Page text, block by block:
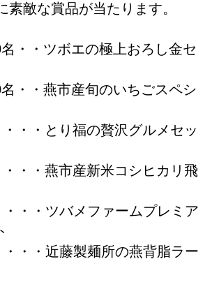
素敵な賞品が当たります。
・・ツボエの極上おろし金セ
・・燕市産旬のいちごスペシ
・・とり福の贅沢グルメセッ
・・燕市産新米コシヒカリ飛
・・ツバメファームプレミア
・・近藤製麺所の燕背脂ラー